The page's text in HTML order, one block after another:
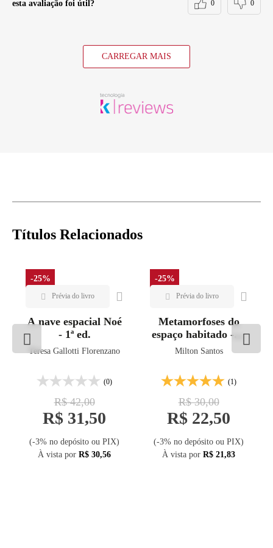
esta avaliação foi útil? 0 0
CARREGAR MAIS
Títulos Relacionados
-25%
A nave espacial Noé
- 1ª ed.
Teresa Gallotti Florenzano
(0)
R$ 42,00
R$ 31,50
(-3% no depósito ou PIX)
À vista por R$ 30,56
-25%
Metamorfoses do
espaço habitado - 6ª
ed.
Milton Santos
(1)
R$ 30,00
R$ 22,50
(-3% no depósito ou PIX)
À vista por R$ 21,83